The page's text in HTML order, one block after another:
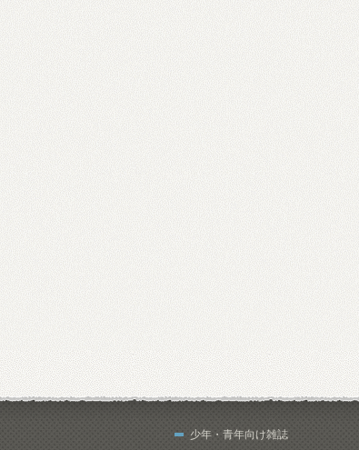
少年・青年向け雑誌